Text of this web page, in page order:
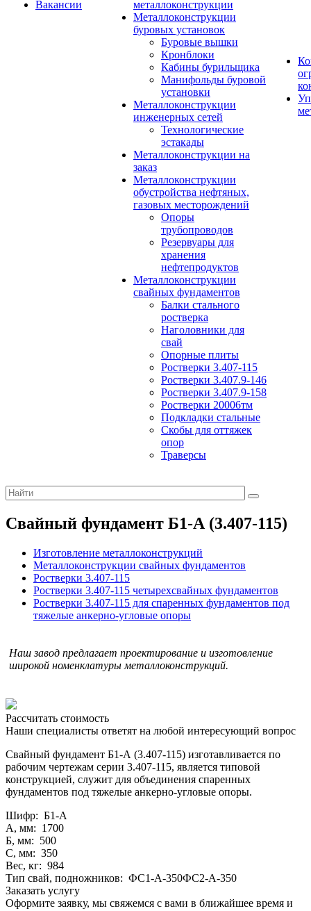
Вакансии
металлоконструкции
Металлоконструкции
буровых установок
Буровые вышки
Кронблоки
Кабины бурильщика
Манифольды буровой
установки
Металлоконструкции
инженерных сетей
Технологические
эстакады
Металлоконструкции на
заказ
Металлоконструкции
обустройства нефтяных,
газовых месторождений
Опоры
трубопроводов
Резервуары для
хранения
нефтепродуктов
Металлоконструкции
свайных фундаментов
Балки стального
ростверка
Наголовники для
свай
Опорные плиты
Ростверки 3.407-115
Ростверки 3.407.9-146
Ростверки 3.407.9-158
Ростверки 20006тм
Подкладки стальные
Скобы для оттяжек
опор
Траверсы
Свайный фундамент Б1-А (3.407-115)
Изготовление металлоконструкций
Металлоконструкции свайных фундаментов
Ростверки 3.407-115
Ростверки 3.407-115 четырехсвайных фундаментов
Ростверки 3.407-115 для спаренных фундаментов под
тяжелые анкерно-угловые опоры
Наш завод предлагает проектирование и изготовление
широкой номенклатуры металлоконструкций.
Рассчитать стоимость
Наши специалисты ответят на любой интересующий вопрос
Свайный фундамент Б1-А (3.407-115) изготавливается по
рабочим чертежам серии 3.407-115, является типовой
конструкцией, служит для объединения спаренных
фундаментов под тяжелые анкерно-угловые опоры.
Шифр: Б1-А
А, мм: 1700
Б, мм: 500
С, мм: 350
Вес, кг: 984
Тип свай, подножников: ФС1-А-350ФС2-А-350
Заказать услугу
Оформите заявку, мы свяжемся с вами в ближайшее время и